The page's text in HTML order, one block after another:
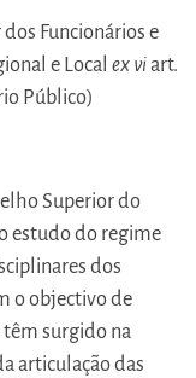
Funcionários e
e Local ex viart.
Público)
Superior do
estudo do regime
dos
o objectivo de
surgido na
articulação das